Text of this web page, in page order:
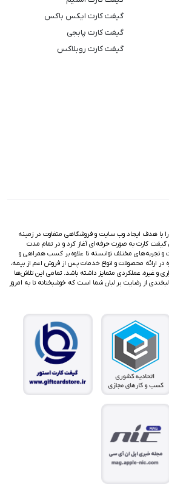
گیفت کارت ایکس باکس
گیفت کارت پابجی
گیفت کارت روبلاکس
با هدف ایجاد وب سایت و فروشگاهی متفاوت در زمینه
کارت به صورت حرفه‌ای آغاز کرد و در تمام مدت
و تجربه‌های مختلف توانسته تا علاوه بر کسب همراهی و
در ارائه محصولات و انواع خدمات پس از فروش اعم از بیمه،
و غیره، عملکردی متمایز داشته باشد. تمامی این تلاش‌ها
از رضایت بر لبان شما است که خوشبختانه تا به امروز